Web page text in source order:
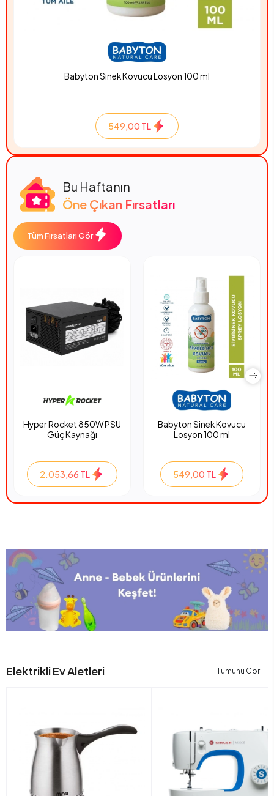
Babyton Sinek Kovucu Losyon 100 ml
549,00 TL
Bu Haftanın
Öne Çıkan Fırsatları
Tüm Fırsatları Gör
Hyper Rocket 850W PSU
Güç Kaynağı
2.053,66 TL
Babyton Sinek Kovucu
Losyon 100 ml
549,00 TL
Elektrikli Ev Aletleri Tümünü Gör